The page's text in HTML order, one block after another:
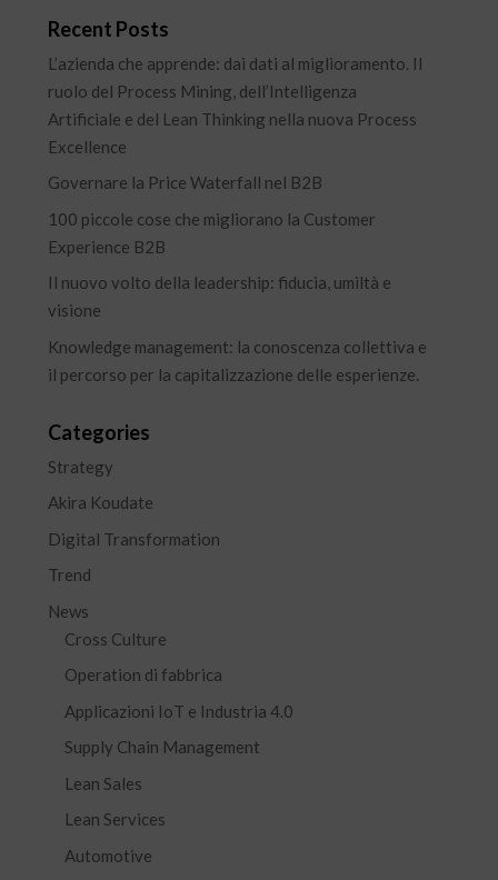
Recent Posts
L’azienda che apprende: dai dati al miglioramento. Il
ruolo del Process Mining, dell’Intelligenza
Artificiale e del Lean Thinking nella nuova Process
Excellence
Governare la Price Waterfall nel B2B
100 piccole cose che migliorano la Customer
Experience B2B
Il nuovo volto della leadership: fiducia, umiltà e
visione
Knowledge management: la conoscenza collettiva e
il percorso per la capitalizzazione delle esperienze.
Categories
Strategy
Akira Koudate
Digital Transformation
Trend
News
Cross Culture
Operation di fabbrica
Applicazioni IoT e Industria 4.0
Supply Chain Management
Lean Sales
Lean Services
Automotive